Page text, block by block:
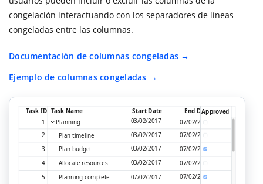
congelación interactuando con los separadores de líneas
congeladas entre las columnas.
Documentación de columnas congeladas
Ejemplo de columnas congeladas